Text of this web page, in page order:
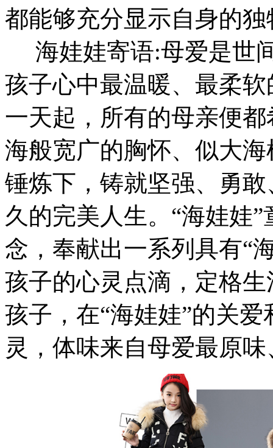
都能够充分显示自身的
海娃娃寄语:母爱是世
孩子心中最温暖、最柔
一天起，所有的母亲便
海般宽广的胸怀、似大
锤炼下，铸就坚强、勇
久的完美人生。“海娃娃
念，奉献出一系列具有“
孩子的心灵点滴，定格
孩子，在“海娃娃”的关
灵，体味来自母爱最原